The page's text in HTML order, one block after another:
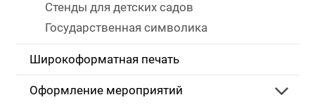
Стенды для детских садов
Государственная символика
Широкоформатная печать
Оформление мероприятий